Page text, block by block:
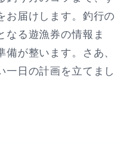
お届けします。釣行の
なる遊漁券の情報ま
が整います。さあ、
一日の計画を立てまし